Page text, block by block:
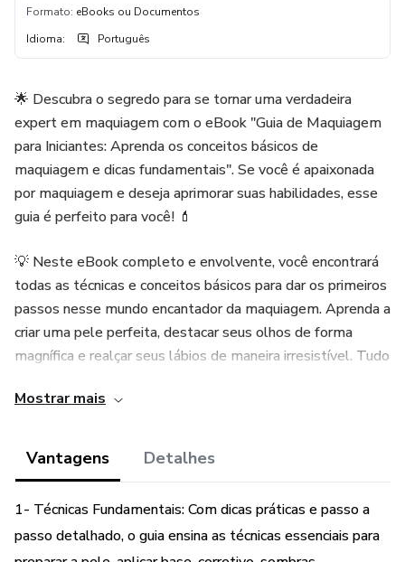
Formato: eBooks ou Documentos
Idioma: Português
🌟 Descubra o segredo para se tornar uma verdadeira
expert em maquiagem com o eBook "Guia de Maquiagem
para Iniciantes: Aprenda os conceitos básicos de
maquiagem e dicas fundamentais". Se você é apaixonada
por maquiagem e deseja aprimorar suas habilidades, esse
guia é perfeito para você! 💄
💡 Neste eBook completo e envolvente, você encontrará
todas as técnicas e conceitos básicos para dar os primeiros
passos nesse mundo encantador da maquiagem. Aprenda a
criar uma pele perfeita, destacar seus olhos de forma
magnífica e realçar seus lábios de maneira irresistível. Tudo
diferença no resultado final. 🌺
💄 Domine as técnicas de contorno, iluminação e correção
de imperfeições para criar looks deslumbrantes e que
tipos de pincéis, produtos e cores que combinam melhor
com o seu tom de pele e estilo pessoal. Você se sentirá
Mostrar mais
Vantagens Detalhes
1- Técnicas Fundamentais: Com dicas práticas e passo a
passo detalhado, o guia ensina as técnicas essenciais para